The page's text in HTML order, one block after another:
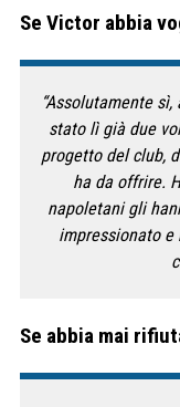
Se Victor abbia
“Assolutamente
stato lì già due
progetto del club,
ha da offrire.
napoletani gli
impressionato e
Se abbia mai